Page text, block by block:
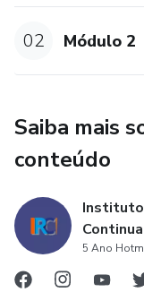
Abordagem Segura
práticas de
Modernas:
diversas
suas opções de
02 Módulo 2
Saiba mais
conteúdo
Instituto
5 Ano